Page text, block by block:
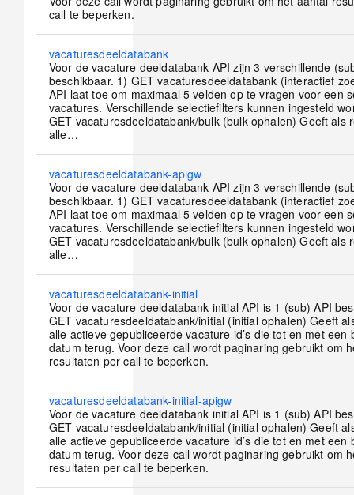
call te beperken.
No
new
posts
vacaturesdeeldatabank
Voor de vacature deeldatabank API zijn 3 verschillende
beschikbaar. 1) GET vacaturesdeeldatabank (interactief
API laat toe om maximaal 5 velden op te vragen voor een
vacatures. Verschillende selectiefilters kunnen ingesteld
GET vacaturesdeeldatabank/bulk (bulk ophalen) Geeft als
alle…
No
new
posts
vacaturesdeeldatabank-apigw
Voor de vacature deeldatabank API zijn 3 verschillende
beschikbaar. 1) GET vacaturesdeeldatabank (interactief
API laat toe om maximaal 5 velden op te vragen voor een
vacatures. Verschillende selectiefilters kunnen ingesteld
GET vacaturesdeeldatabank/bulk (bulk ophalen) Geeft als
alle…
No
new
posts
vacaturesdeeldatabank-initial
Voor de vacature deeldatabank initial API is 1 (sub) API
GET vacaturesdeeldatabank/initial (initial ophalen) Geeft
alle actieve gepubliceerde vacature id’s die tot en met een
datum terug. Voor deze call wordt paginaring gebruikt om
resultaten per call te beperken.
No
new
posts
vacaturesdeeldatabank-initial-apigw
Voor de vacature deeldatabank initial API is 1 (sub) API
GET vacaturesdeeldatabank/initial (initial ophalen) Geeft
alle actieve gepubliceerde vacature id’s die tot en met een
datum terug. Voor deze call wordt paginaring gebruikt om
resultaten per call te beperken.